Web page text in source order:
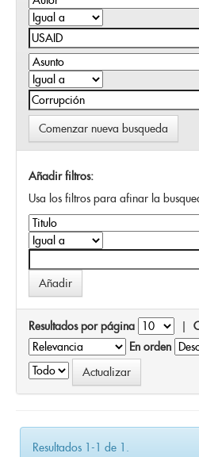
Comenzar nueva busqueda
Añadir filtros:
Usa los filtros para afinar la
Resultados por página |
En orden
Resultados 1-1 de 1.